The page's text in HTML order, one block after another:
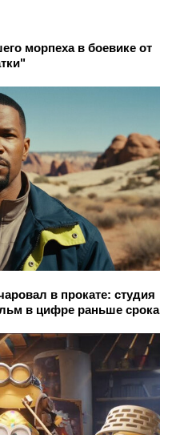
морпеха в боевике от
в прокате: студия
в цифре раньше срока